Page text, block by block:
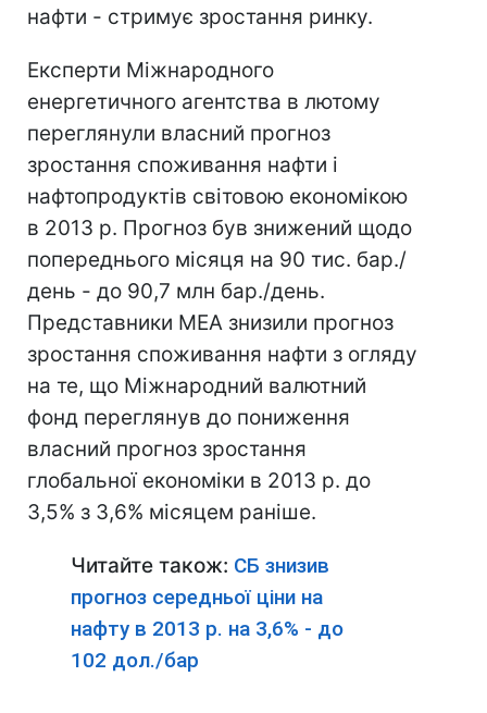
нафти - стримує зростання ринку.
Експерти Міжнародного
енергетичного агентства в лютому
переглянули власний прогноз
зростання споживання нафти і
нафтопродуктів світовою економікою
в 2013 р. Прогноз був знижений щодо
попереднього місяця на 90 тис. бар./
день - до 90,7 млн бар./день.
Представники МЕА знизили прогноз
зростання споживання нафти з огляду
на те, що Міжнародний валютний
фонд переглянув до пониження
власний прогноз зростання
глобальної економіки в 2013 р. до
3,5% з 3,6% місяцем раніше.
Читайте також: СБ знизив
прогноз середньої ціни на
нафту в 2013 р. на 3,6% - до
102 дол./бар